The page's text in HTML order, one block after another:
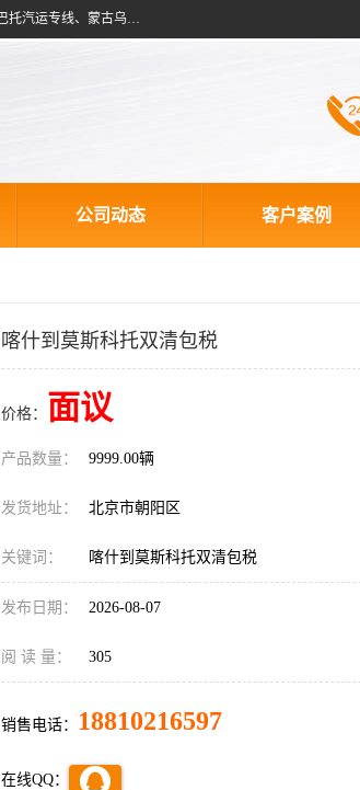
北京跃瑞航星国际货运代理有限公司是一家北京到蒙古乌兰巴托物流专线公司，主营业务：蒙古乌兰巴托空运专线、蒙古乌兰巴托汽运专线、蒙古乌兰巴托散货拼箱、蒙古乌兰巴托双清包税、蒙古乌兰巴托铁路运输等运输服务。以北京为中心服务于全国各地，运输能力及代理网络覆盖蒙古、俄罗斯、中亚五国各主要城市及站点。
公司动态 客户案例
喀什到莫斯科托双清包税
价格： 面议
产品数量： 9999.00辆
发货地址： 北京市朝阳区
关键词： 喀什到莫斯科托双清包税
发布日期： 2026-08-07
阅 读 量： 305
销售电话： 18810216597
在线QQ：